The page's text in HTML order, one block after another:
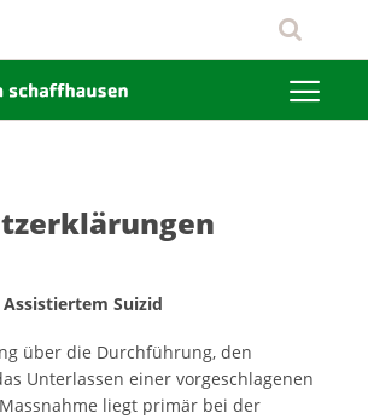
Suizid
über die Durchführung, den
Unterlassen einer vorgeschlagenen
liegt primär bei der